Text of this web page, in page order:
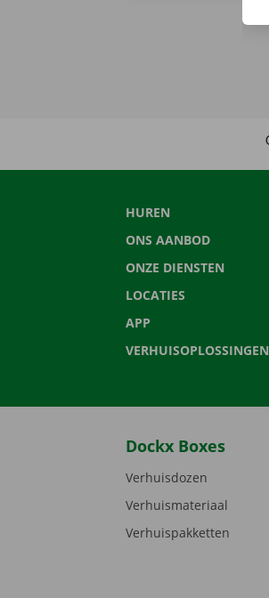
HUREN
ONS AANBOD
ONZE DIENSTEN
LOCATIES
APP
VERHUISOPLOSSINGEN
Dockx Boxes
Verhuisdozen
Verhuismateriaal
Verhuispakketten